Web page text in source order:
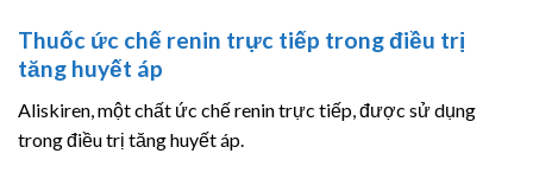
Thuốc ức chế renin trực tiếp trong điều trị
tăng huyết áp
Aliskiren, một chất ức chế renin trực tiếp, được sử dụng
trong điều trị tăng huyết áp.